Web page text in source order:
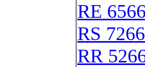
RE
RS
RR